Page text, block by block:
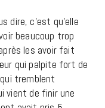
dire, c’est qu’elle
beaucoup trop
les avoir fait
qui palpite fort de
tremblent
vient de finir une